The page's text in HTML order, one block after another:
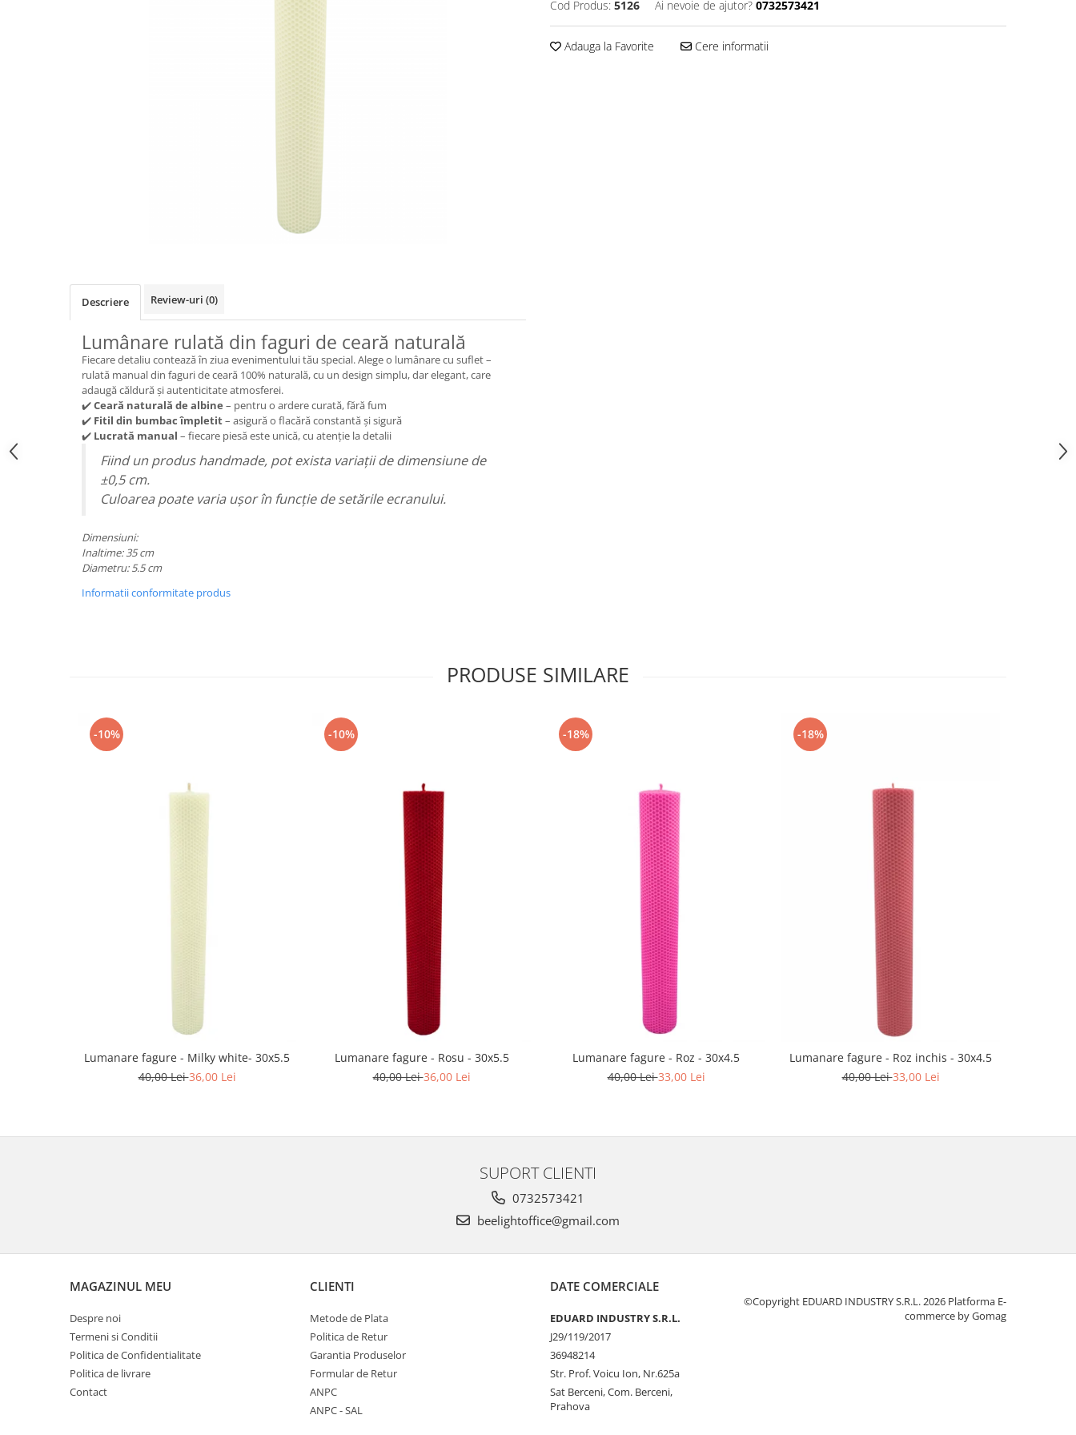
Cod Produs: 5126 Ai nevoie de ajutor? 0732573421
Adauga la Favorite Cere informatii
Descriere Review-uri (0)
Lumânare rulată din faguri de ceară naturală
Fiecare detaliu contează în ziua evenimentului tău special. Alege o lumânare cu suflet –
rulată manual din faguri de ceară 100% naturală, cu un design simplu, dar elegant, care
adaugă căldură și autenticitate atmosferei.
✔️Ceară naturală de albine – pentru o ardere curată, fără fum
✔️ Fitil din bumbac împletit– asigură o flacără constantă și sigură
✔️ Lucrată manual – fiecare piesă este unică, cu atenție la detalii
Fiind un produs handmade, pot exista variații de dimensiune de
±0,5 cm.
Culoarea poate varia ușor în funcție de setările ecranului.
Dimensiuni:
Inaltime: 35 cm
Diametru: 5.5 cm
Informatii conformitate produs
PRODUSE SIMILARE
-10%
Lumanare fagure - Milky white- 30x5.5
40,00 Lei36,00 Lei
-10%
Lumanare fagure - Rosu - 30x5.5
40,00 Lei36,00 Lei
-18%
Lumanare fagure - Roz - 30x4.5
40,00 Lei33,00 Lei
-18%
Lumanare fagure - Roz inchis - 30x4.5
40,00 Lei33,00 Lei
SUPORT CLIENTI
0732573421
beelightoffice@gmail.com
MAGAZINUL MEU
Despre noi
Termeni si Conditii
Politica de Confidentialitate
Politica de livrare
Contact
CLIENTI
Metode de Plata
Politica de Retur
Garantia Produselor
Formular de Retur
ANPC
ANPC - SAL
DATE COMERCIALE
EDUARD INDUSTRY S.R.L.
J29/119/2017
36948214
Str. Prof. Voicu Ion, Nr.625a
Sat Berceni, Com. Berceni,
Prahova
©Copyright EDUARD INDUSTRY S.R.L. 2026 Platforma E-
commerce by Gomag